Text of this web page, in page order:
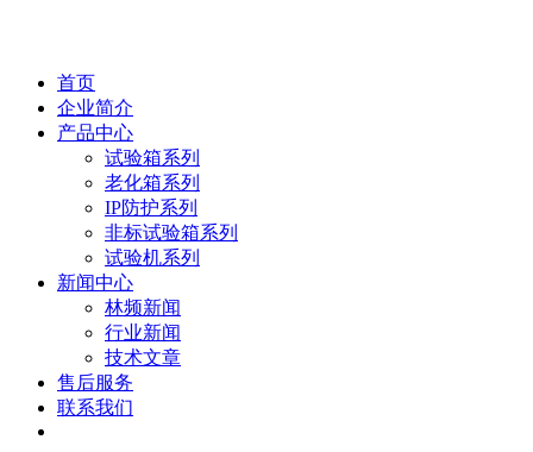
首页
企业简介
产品中心
试验箱系列
老化箱系列
IP防护系列
非标试验箱系列
试验机系列
新闻中心
林频新闻
行业新闻
技术文章
售后服务
联系我们